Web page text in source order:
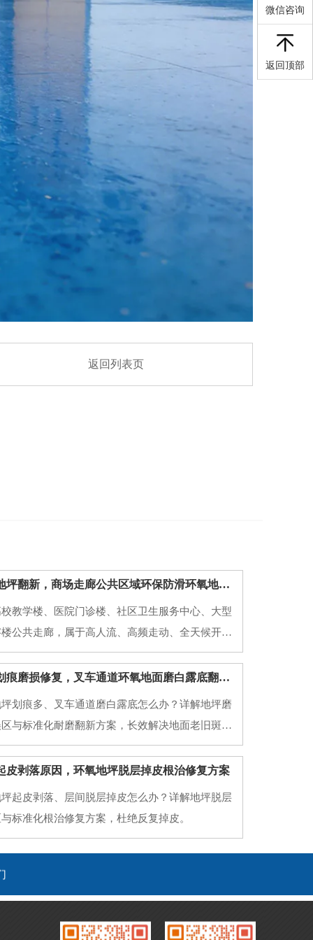
返回列表页
西安学校医院地坪翻新，商场走廊公共区域环保防滑环氧地坪施工方案
教学楼、医院门诊楼、社区卫生服务中心、大型
公共走廊，属于高人流、高频走动、全天候开放
普通水泥地面、老旧地砖、普通环氧地面，使用
起砂起灰、划痕发黑、空鼓脱落、地面打滑、污
西安厂房地坪划痕磨损修复，叉车通道环氧地面磨白露底翻新方案
划痕多、叉车通道磨白露底怎么办？详解地坪磨
与标准化耐磨翻新方案，长效解决地面老旧斑驳
皮剥落原因，环氧地坪脱层掉皮根治修复方案
起皮剥落、层间脱层掉皮怎么办？详解地坪脱层
标准化根治修复方案，杜绝反复掉皮。
微信咨询
返回顶部